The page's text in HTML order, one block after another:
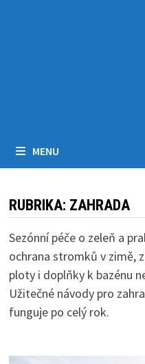
MENU
RUBRIKA: ZAHRADA
Sezónní péče o zeleň a
ochrana stromků v zimě,
ploty i doplňky k bazénu
Užitečné návody pro
funguje po celý rok.